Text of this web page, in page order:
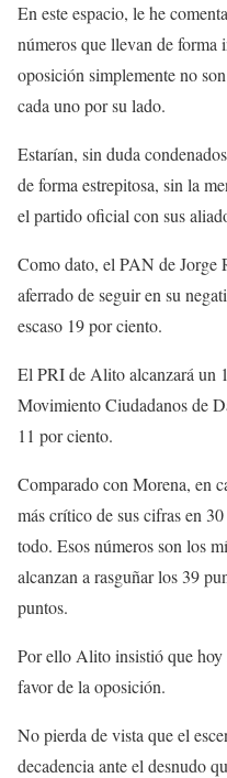
En este espacio, le he
números que llevan de
oposición simplemente no
cada uno por su lado.
Estarían, sin duda
de forma estrepitosa, sin la
el partido oficial con sus
Como dato, el PAN de Jorge
aferrado de seguir en su
escaso 19 por ciento.
El PRI de Alito alcanzará un
Movimiento Ciudadanos de
11 por ciento.
Comparado con Morena, en
más crítico de sus cifras en
todo. Esos números son los
alcanzan a rasguñar los 39
puntos.
Por ello Alito insistió que hoy
favor de la oposición.
No pierda de vista que el
decadencia ante el desnudo